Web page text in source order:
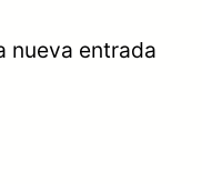
nueva entrada